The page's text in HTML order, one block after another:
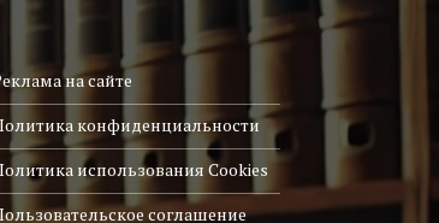
на сайте
конфиденциальности
использования Cookies
соглашение